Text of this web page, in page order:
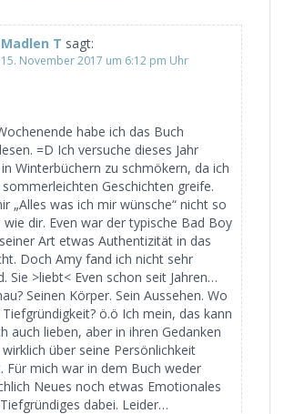
Madlen T sagt:
15. November 2017 um 6:12 pm Uhr
habe ich das Buch
=D Ich versuche dieses Jahr
Winterbüchern zu schmökern, da ich
Geschichten greife.
„Alles was ich mir wünsche“ nicht so
wie dir. Even war der typische Bad Boy
Art etwas Authentizität in das
Doch Amy fand ich nicht sehr
Sie >liebt< Even schon seit Jahren…
Seinen Körper. Sein Aussehen. Wo
ö.ö Ich mein, das kann
auch lieben, aber in ihren Gedanken
über seine Persönlichkeit
Für mich war in dem Buch weder
Neues noch etwas Emotionales
dabei. Leider…